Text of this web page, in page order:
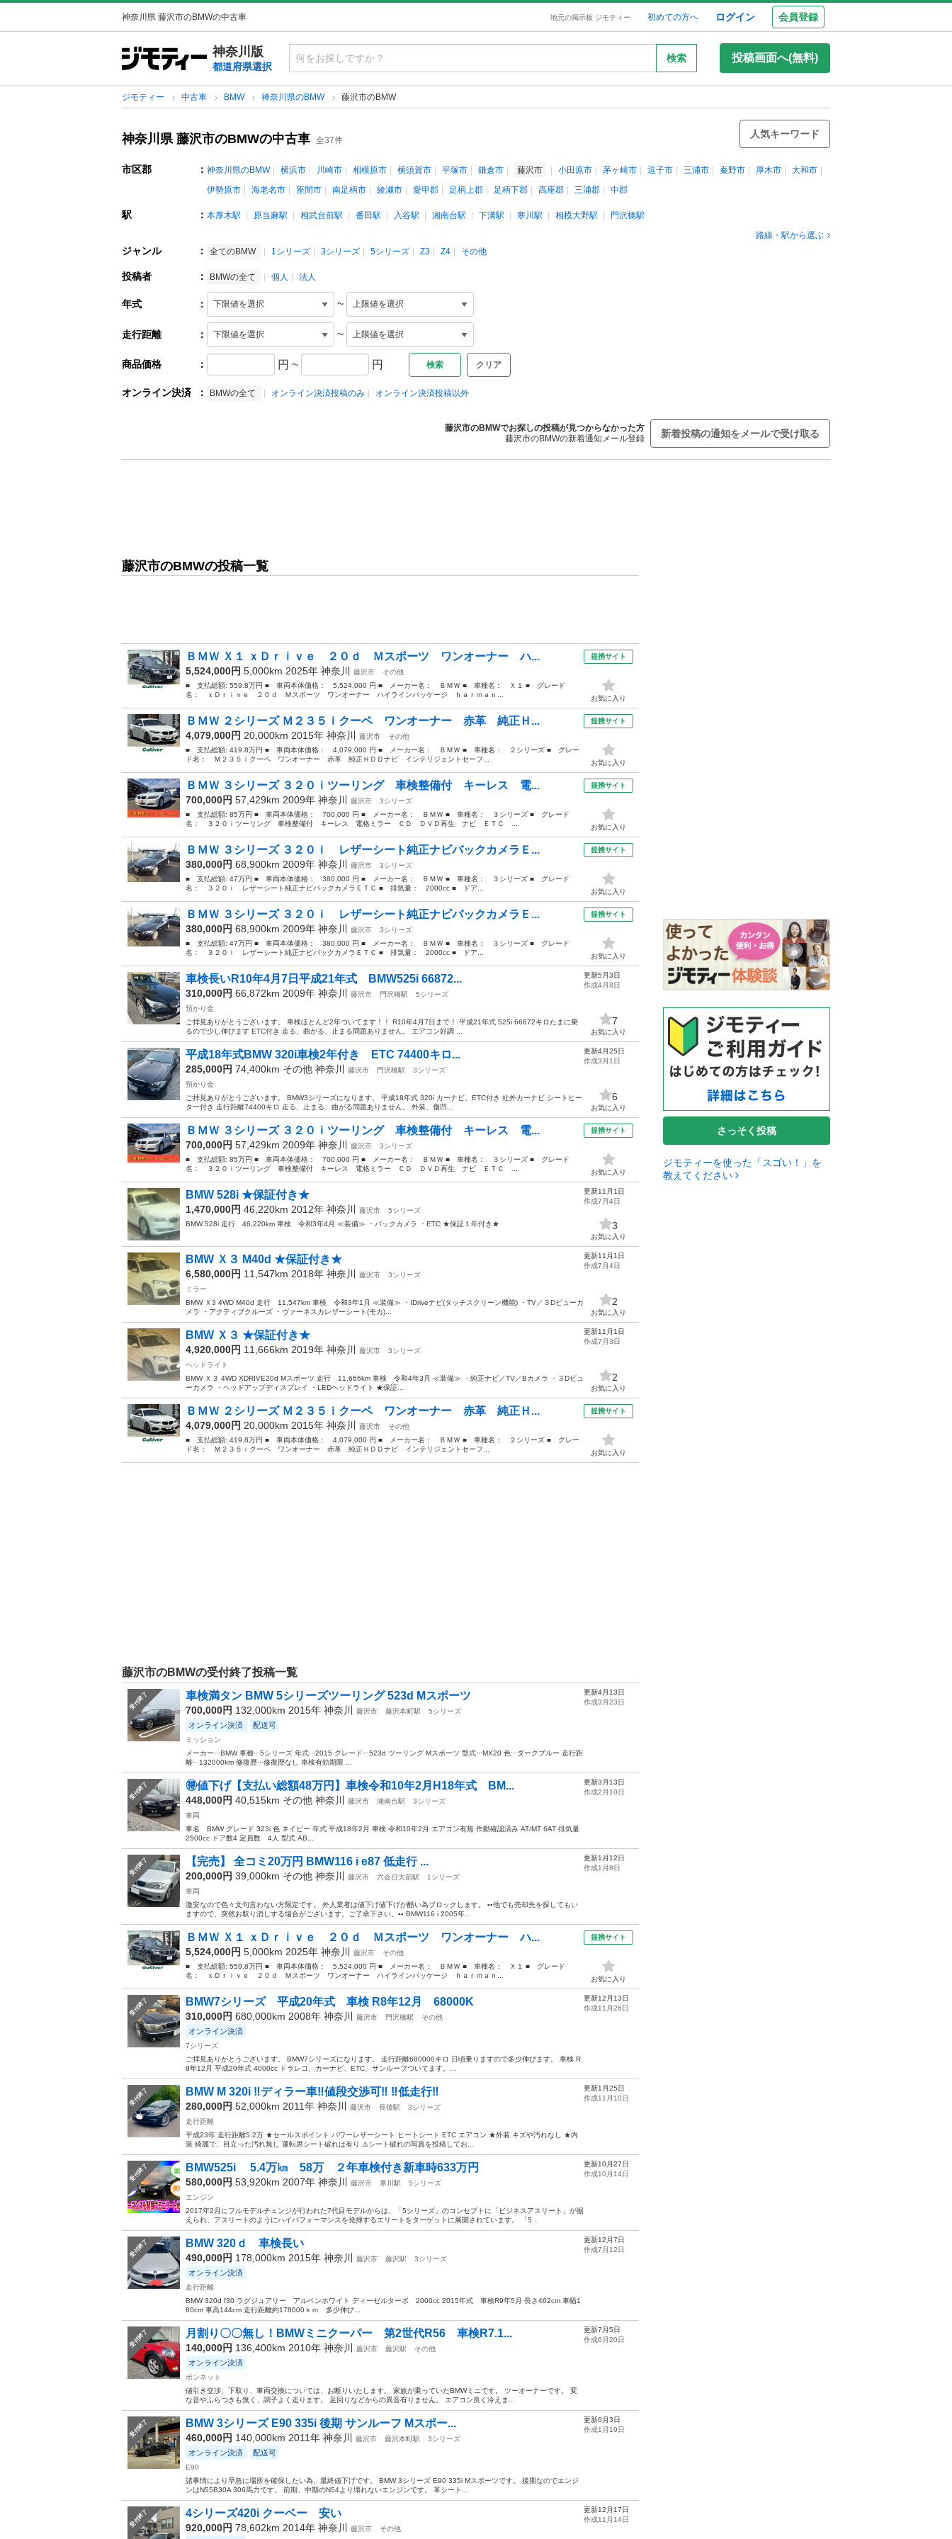
神奈川県 藤沢市のBMWの中古車 地元の掲示板 ジモティー 初めての方へ ログイン 会員登録
神奈川版
都道府県選択
検索 投稿画面へ(無料)
ジモティー 中古車 BMW 神奈川県のBMW 藤沢市のBMW
神奈川県 藤沢市のBMWの中古車 全37件
人気キーワード
市区郡 ： 神奈川県のBMW 横浜市 川崎市 相模原市 横須賀市 平塚市 鎌倉市 藤沢市 小田原市 茅ヶ崎市 逗子市 三浦市 秦野市 厚木市
大和市
伊勢原市
海老名市 座間市 南足柄市 綾瀬市 愛甲郡 足柄上郡 足柄下郡 高座郡 三浦郡 中郡
駅 ： 本厚木駅 原当麻駅 相武台前駅 番田駅 入谷駅 湘南台駅 下溝駅 寒川駅 相模大野駅
門沢橋駅
路線・駅から選ぶ
ジャンル ： 全てのBMW 1シリーズ 3シリーズ 5シリーズ Z3 Z4 その他
投稿者 ： BMWの全て 個人 法人
年式 ： ~
走行距離 ： ~
商品価格 ： 円 ~ 円 クリア
オンライン決済 ： BMWの全て オンライン決済投稿のみ オンライン決済投稿以外
藤沢市のBMWでお探しの投稿が見つからなかった方
藤沢市のBMWの新着通知メール登録
新着投稿の通知をメールで受け取る
藤沢市のBMWの投稿一覧
ＢＭＷ Ｘ１ ｘＤｒｉｖｅ ２０ｄ Ｍスポーツ ワンオーナー ハ...
5,524,000円 5,000km 2025年 神奈川 藤沢市
その他
■ 支払総額: 559.8万円 ■ 車両本体価格： 5,524,000 円 ■ メーカー名： ＢＭＷ ■ 車種名： Ｘ１ ■ グレード
名： ｘＤｒｉｖｅ ２０ｄ Ｍスポーツ ワンオーナー ハイラインパッケージ ｈａｒｍａｎ...
提携サイト
お気に入り
ＢＭＷ ２シリーズ Ｍ２３５ｉクーペ ワンオーナー 赤革 純正Ｈ...
4,079,000円 20,000km 2015年 神奈川 藤沢市
その他
■ 支払総額: 419.8万円 ■ 車両本体価格： 4,079,000 円 ■ メーカー名： ＢＭＷ ■ 車種名： ２シリーズ ■ グレー
ド名： Ｍ２３５ｉクーペ ワンオーナー 赤革 純正ＨＤＤナビ インテリジェントセーフ...
提携サイト
お気に入り
ＢＭＷ ３シリーズ ３２０ｉツーリング 車検整備付 キーレス 電...
700,000円 57,429km 2009年 神奈川 藤沢市
3シリーズ
■ 支払総額: 85万円 ■ 車両本体価格： 700,000 円 ■ メーカー名： ＢＭＷ ■ 車種名： ３シリーズ ■ グレード
名： ３２０ｉツーリング 車検整備付 キーレス 電格ミラー ＣＤ ＤＶＤ再生 ナビ ＥＴＣ ...
提携サイト
お気に入り
ＢＭＷ ３シリーズ ３２０ｉ レザーシート純正ナビバックカメラＥ...
380,000円 68,900km 2009年 神奈川 藤沢市
3シリーズ
■ 支払総額: 47万円 ■ 車両本体価格： 380,000 円 ■ メーカー名： ＢＭＷ ■ 車種名： ３シリーズ ■ グレード
名： ３２０ｉ レザーシート純正ナビバックカメラＥＴＣ ■ 排気量： 2000cc ■ ドア...
提携サイト
お気に入り
ＢＭＷ ３シリーズ ３２０ｉ レザーシート純正ナビバックカメラＥ...
380,000円 68,900km 2009年 神奈川 藤沢市
3シリーズ
■ 支払総額: 47万円 ■ 車両本体価格： 380,000 円 ■ メーカー名： ＢＭＷ ■ 車種名： ３シリーズ ■ グレード
名： ３２０ｉ レザーシート純正ナビバックカメラＥＴＣ ■ 排気量： 2000cc ■ ドア...
提携サイト
お気に入り
車検長いR10年4月7日平成21年式 BMW525i 66872...
310,000円 66,872km 2009年 神奈川 藤沢市 門沢橋駅
5シリーズ
預かり金
ご拝見ありがとうございます。 車検ほとんど2年ついてます！！ R10年4月7日まで！ 平成21年式 525i 66872キロたまに乗
るので少し伸びます ETC付き 走る、曲がる、止まる問題ありません。 エアコン好調 ...
更新5月3日
作成4月8日
7
お気に入り
平成18年式BMW 320i車検2年付き ETC 74400キロ...
285,000円 74,400km その他 神奈川 藤沢市 門沢橋駅
3シリーズ
預かり金
ご拝見ありがとうございます。 BMW3シリーズになります。 平成18年式 320i カーナビ、ETC付き 社外カーナビ シートヒー
ター付き 走行距離74400キロ 走る、止まる、曲がる問題ありません。 外装、傷凹...
更新4月25日
作成3月1日
6
お気に入り
ＢＭＷ ３シリーズ ３２０ｉツーリング 車検整備付 キーレス 電...
700,000円 57,429km 2009年 神奈川 藤沢市
3シリーズ
■ 支払総額: 85万円 ■ 車両本体価格： 700,000 円 ■ メーカー名： ＢＭＷ ■ 車種名： ３シリーズ ■ グレード
名： ３２０ｉツーリング 車検整備付 キーレス 電格ミラー ＣＤ ＤＶＤ再生 ナビ ＥＴＣ ...
提携サイト
お気に入り
BMW 528i ★保証付き★
1,470,000円 46,220km 2012年 神奈川 藤沢市
5シリーズ
BMW 528i 走行 46,220km 車検 令和3年4月 ≪装備≫ ・バックカメラ ・ETC ★保証１年付き★
更新11月1日
作成7月4日
3
お気に入り
BMW Ｘ３ M40d ★保証付き★
6,580,000円 11,547km 2018年 神奈川 藤沢市
3シリーズ
ミラー
BMW Ｘ3 4WD M40d 走行 11,547km 車検 令和3年1月 ≪装備≫ ・IDriveナビ(タッチスクリーン機能) ・TV／３Dビューカ
メラ ・アクティブクルーズ ・ヴァーネスカレザーシート(モカ)...
更新11月1日
作成7月4日
2
お気に入り
BMW Ｘ３ ★保証付き★
4,920,000円 11,666km 2019年 神奈川 藤沢市
3シリーズ
ヘッドライト
BMW Ｘ３ 4WD XDRIVE20d Mスポーツ 走行 11,666km 車検 令和4年3月 ≪装備≫ ・純正ナビ／TV／Bカメラ ・３Dビュ
ーカメラ ・ヘッドアップディスプレイ ・LEDヘッドライト ★保証...
更新11月1日
作成7月3日
2
お気に入り
ＢＭＷ ２シリーズ Ｍ２３５ｉクーペ ワンオーナー 赤革 純正Ｈ...
4,079,000円 20,000km 2015年 神奈川 藤沢市
その他
■ 支払総額: 419.8万円 ■ 車両本体価格： 4,079,000 円 ■ メーカー名： ＢＭＷ ■ 車種名： ２シリーズ ■ グレー
ド名： Ｍ２３５ｉクーペ ワンオーナー 赤革 純正ＨＤＤナビ インテリジェントセーフ...
提携サイト
お気に入り
藤沢市のBMWの受付終了投稿一覧
受付終了 車検満タン BMW 5シリーズツーリング 523d Mスポーツ
700,000円 132,000km 2015年 神奈川 藤沢市 藤沢本町駅 5シリーズ
オンライン決済 配送可
ミッション
メーカー···BMW 車種···5シリーズ 年式···2015 グレード···523d ツーリング Mスポーツ 型式···MX20 色···ダークブルー 走行距
離···132000km 修復歴···修復歴なし 車検有効期限 ...
更新4月13日
作成3月23日
受付終了 🉐値下げ【支払い総額48万円】車検令和10年2月H18年式 BM...
448,000円 40,515km その他 神奈川 藤沢市 湘南台駅
3シリーズ
車両
車名 BMW グレード 323i 色 ネイビー 年式 平成18年2月 車検 令和10年2月 エアコン有無 作動確認済み AT/MT 6AT 排気量
2500cc ドア数4 定員数 4人 型式 AB...
更新3月13日
作成2月10日
受付終了 【完売】 全コミ20万円 BMW116 i e87 低走行 ...
200,000円 39,000km その他 神奈川 藤沢市 六会日大前駅
1シリーズ
車両
激安なので色々文句言わない方限定です。 外人業者は値下げ値下げが酷い為ブロックします。 ▪️▪️他でも売却先を探してもい
ますので、突然お取り消しする場合がございます。ご了承下さい。▪️▪️ BMW116 i 2005年...
更新1月12日
作成1月8日
ＢＭＷ Ｘ１ ｘＤｒｉｖｅ ２０ｄ Ｍスポーツ ワンオーナー ハ...
5,524,000円 5,000km 2025年 神奈川 藤沢市
その他
■ 支払総額: 559.8万円 ■ 車両本体価格： 5,524,000 円 ■ メーカー名： ＢＭＷ ■ 車種名： Ｘ１ ■ グレード
名： ｘＤｒｉｖｅ ２０ｄ Ｍスポーツ ワンオーナー ハイラインパッケージ ｈａｒｍａｎ...
提携サイト
お気に入り
受付終了 BMW7シリーズ 平成20年式 車検 R8年12月 68000K
310,000円 680,000km 2008年 神奈川 藤沢市 門沢橋駅 その他
オンライン決済
7シリーズ
ご拝見ありがとうございます。 BMW7シリーズになります。 走行距離680000キロ 日頃乗りますので多少伸びます。 車検 R
8年12月 平成20年式 4000cc ドラレコ、カーナビ、ETC、サンルーフついてます。...
更新12月13日
作成11月26日
受付終了 BMW M 320i ‼️ディラー車‼️値段交渉可‼️ ‼️低走行‼️
280,000円 52,000km 2011年 神奈川 藤沢市 長後駅
3シリーズ
走行距離
平成23年 走行距離5.2万 ★セールスポイント パワーレザーシート ヒートシート ETC エアコン ★外装 キズや汚れなし ★内
装 綺麗で、目立った汚れ無し 運転席シート破れは有り ⚠️シート破れの写真を投稿してお...
更新1月25日
作成11月10日
受付終了 BMW525i 5.4万㎞ 58万 ２年車検付き新車時633万円
580,000円 53,920km 2007年 神奈川 藤沢市 寒川駅
5シリーズ
エンジン
2017年2月にフルモデルチェンジが行われた7代目モデルからは、「5シリーズ」のコンセプトに「ビジネスアスリート」が据
えられ、アスリートのようにハイパフォーマンスを発揮するエリートをターゲットに展開されています。 「5...
更新10月27日
作成10月14日
受付終了 BMW 320ｄ 車検長い
490,000円 178,000km 2015年 神奈川 藤沢市 藤沢駅 3シリーズ
オンライン決済
走行距離
BMW 320d f30 ラグジュアリー アルペンホワイト ディーゼルターボ 2000cc 2015年式 車検R9年5月 長さ462cm 車幅1
80cm 車高144cm 走行距離約178000ｋｍ 多少伸び...
更新12月7日
作成7月12日
受付終了 月割り〇〇無し！BMWミニクーパー 第2世代R56 車検R7.1...
140,000円 136,400km 2010年 神奈川 藤沢市 藤沢駅 その他
オンライン決済
ボンネット
値引き交渉、下取り、車両交換については、お断りいたします。 家族が乗っていたBMWミニです。 ツーオーナーです。 変
な音やふらつきも無く、調子よく走ります。 足回りなどからの異音有りません。 エアコン良く冷えま...
更新7月5日
作成6月20日
受付終了 BMW 3シリーズ E90 335i 後期 サンルーフ Mスポー...
460,000円 140,000km 2011年 神奈川 藤沢市 藤沢本町駅 3シリーズ
オンライン決済 配送可
E90
諸事情により早急に場所を確保したい為、最終値下げです。 BMW 3シリーズ E90 335i Mスポーツです。 後期なのでエンジ
ンはN55B30A 306馬力です。 前期、中期のN54より壊れないエンジンです。 革シート...
更新6月3日
作成1月19日
受付終了 4シリーズ420i クーベー 安い
920,000円 78,602km 2014年 神奈川 藤沢市 その他
更新12月17日
作成11月14日
さっそく投稿
ジモティーを使った「スゴい！」を
教えてください